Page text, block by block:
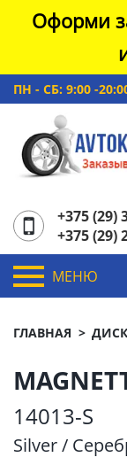
Оформи
ПН - СБ: 9:00 -
+375 (29)
+375 (29)
МЕНЮ
ГЛАВНАЯ
14013-S
Silver /